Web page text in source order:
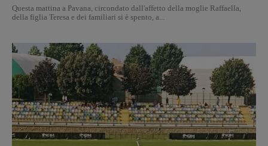
Questa mattina a Pavana, circondato dall'affetto della moglie Raffaella,
della figlia Teresa e dei familiari si è spento, a...